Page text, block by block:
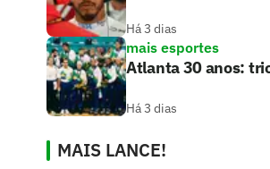
Há 3 dias
mais esportes
Atlanta 30 anos:
Há 3 dias
MAIS LANCE!